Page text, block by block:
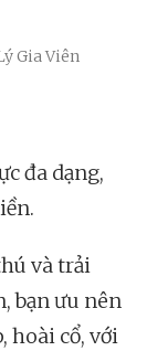
Gia Viên
đa dạng,
và trải
bạn ưu nên
hoài cổ, với